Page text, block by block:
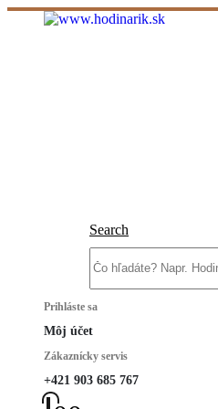
Search
Prihláste sa
Môj účet
Zákaznícky servis
+421 903 685 767